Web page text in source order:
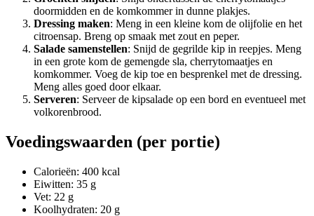
doormidden en de komkommer in dunne plakjes.
Dressing maken: Meng in een kleine kom de olijfolie en het
citroensap. Breng op smaak met zout en peper.
Salade samenstellen: Snijd de gegrilde kip in reepjes. Meng
in een grote kom de gemengde sla, cherrytomaatjes en
komkommer. Voeg de kip toe en besprenkel met de dressing.
Meng alles goed door elkaar.
Serveren: Serveer de kipsalade op een bord en eventueel met
volkorenbrood.
Voedingswaarden (per portie)
Calorieën: 400 kcal
Eiwitten: 35 g
Vet: 22 g
Koolhydraten: 20 g